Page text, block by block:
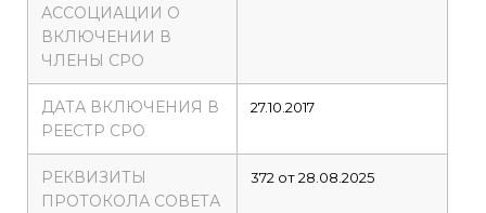
АССОЦИАЦИИ О
ВКЛЮЧЕНИИ В
ЧЛЕНЫ СРО
ДАТА ВКЛЮЧЕНИЯ В
РЕЕСТР СРО
27.10.2017
РЕКВИЗИТЫ
ПРОТОКОЛА СОВЕТА
372 от 28.08.2025